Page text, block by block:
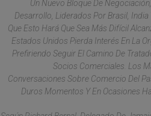
Un Nuevo Bloque De
Desarrollo, Liderados Por Brasil, India
Que Esto Hará Que Sea Más Difícil
Estados Unidos Pierda Interés En La
Prefiriendo Seguir El Camino De
Socios Comerciales. Los
Conversaciones Sobre Comercio Del
Duros Momentos Y En Ocasiones